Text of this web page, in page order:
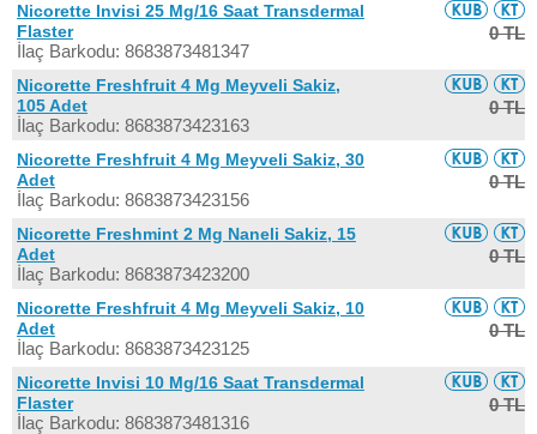
Nicorette Invisi 25 Mg/16 Saat Transdermal
Flaster
İlaç Barkodu: 8683873481347
0 TL
Nicorette Freshfruit 4 Mg Meyveli Sakiz,
105 Adet
İlaç Barkodu: 8683873423163
0 TL
Nicorette Freshfruit 4 Mg Meyveli Sakiz, 30
Adet
İlaç Barkodu: 8683873423156
0 TL
Nicorette Freshmint 2 Mg Naneli Sakiz, 15
Adet
İlaç Barkodu: 8683873423200
0 TL
Nicorette Freshfruit 4 Mg Meyveli Sakiz, 10
Adet
İlaç Barkodu: 8683873423125
0 TL
Nicorette Invisi 10 Mg/16 Saat Transdermal
Flaster
İlaç Barkodu: 8683873481316
0 TL